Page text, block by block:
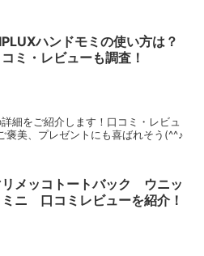
ハンドモミの使い方は？
ミ・レビューも調査！
細をご紹介します！口コミ・レビュ
褒美、プレゼントにも喜ばれそう(^^♪
リメッコトートバック ウニッ
ミニ 口コミレビューを紹介！